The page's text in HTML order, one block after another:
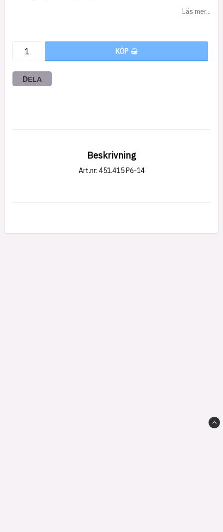
Läs mer...
KÖP
DELA
Beskrivning
Art.nr: 451.415 P6-14